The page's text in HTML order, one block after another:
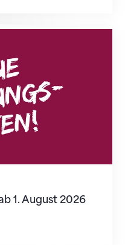
1. August 2026
August 2026